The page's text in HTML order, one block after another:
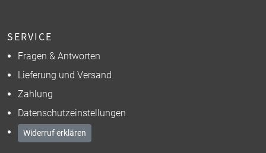
SERVICE
Fragen & Antworten
Lieferung und Versand
Zahlung
Datenschutzeinstellungen
Widerruf erklären